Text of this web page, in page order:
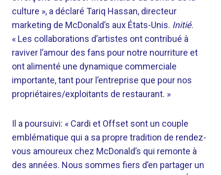
culture », a déclaré Tariq Hassan, directeur
marketing de McDonald’s aux États-Unis. Initié.
« Les collaborations d’artistes ont contribué à
raviver l’amour des fans pour notre nourriture et
ont alimenté une dynamique commerciale
importante, tant pour l’entreprise que pour nos
propriétaires/exploitants de restaurant. »
Il a poursuivi: « Cardi et Offset sont un couple
emblématique qui a sa propre tradition de rendez-
vous amoureux chez McDonald’s qui remonte à
des années. Nous sommes fiers d’en partager un